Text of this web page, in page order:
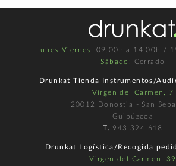
Lunes-Viernes : 09.00h a 14.00h /
Sábado : Cerrado
Drunkat Tienda Instrumentos/
Virgen del Carmen, 7
20012 Donostia - San
Guipúzcoa
T. 943 324 618
Drunkat Logística/Recogida
Virgen del Carmen, 39